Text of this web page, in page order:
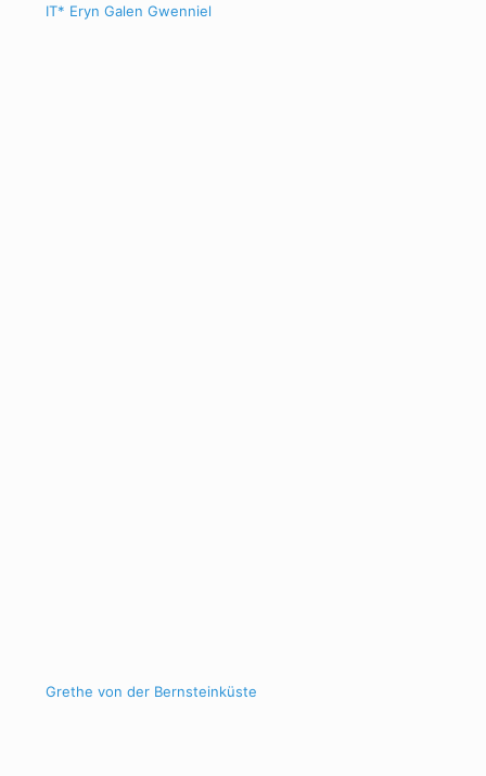
IT* Eryn Galen Gwenniel
Grethe von der Bernsteinküste